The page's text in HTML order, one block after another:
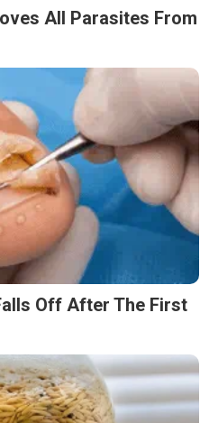
All Parasites From
Off After The First